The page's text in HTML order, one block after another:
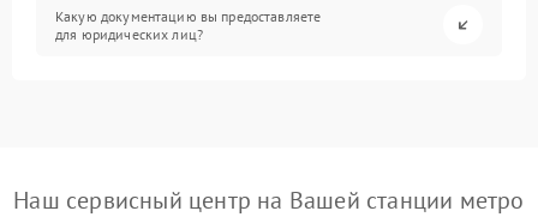
Какую документацию вы предоставляете
для юридических лиц?
Наш сервисный центр на Вашей станции метро